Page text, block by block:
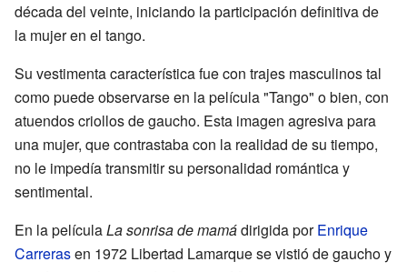
década del veinte, iniciando la participación definitiva de
la mujer en el tango.
Su vestimenta característica fue con trajes masculinos tal
como puede observarse en la película "Tango" o bien, con
atuendos criollos de gaucho. Esta imagen agresiva para
una mujer, que contrastaba con la realidad de su tiempo,
no le impedía transmitir su personalidad romántica y
sentimental.
En la películaLa sonrisa de mamádirigida porEnrique
Carrerasen 1972 Libertad Lamarque se vistió de gaucho y